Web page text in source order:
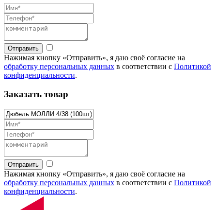
Отправить
Нажимая кнопку «Отправить», я даю своё согласие на
обработку персональных данных в соответствии с Политикой
конфиденциальности.
Заказать товар
Отправить
Нажимая кнопку «Отправить», я даю своё согласие на
обработку персональных данных в соответствии с Политикой
конфиденциальности.